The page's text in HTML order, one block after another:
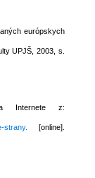
európskych
UPJŠ, 2003, s.
Internete z:
strany. [online].